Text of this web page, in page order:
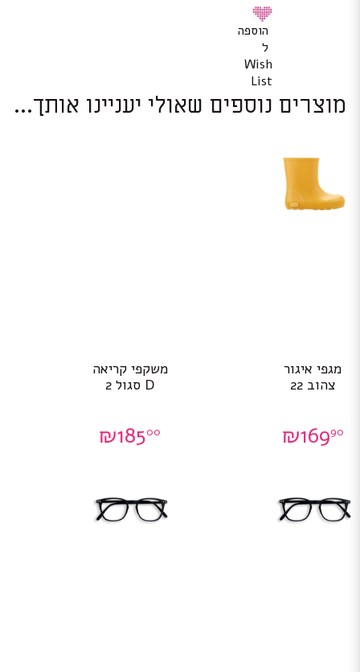
הוספה
ל
Wish
List
מוצרים נוספים שאולי יעניינו אותך...
מגפי איגור
צהוב 22
₪16990
משקפי קריאה
D סגול 2
₪18500